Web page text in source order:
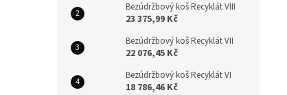
Bezúdržbový koš Recyklát VIII
23 375,99 Kč
Bezúdržbový koš Recyklát VII
22 076,45 Kč
Bezúdržbový koš Recyklát VI
18 786,46 Kč